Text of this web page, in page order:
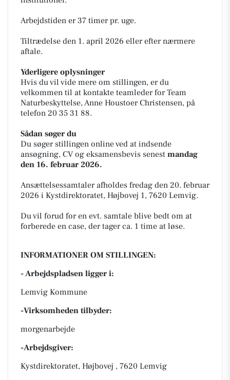
Arbejdstiden er 37 timer pr. uge.
Tiltrædelse den 1. april 2026 eller efter nærmere
aftale.
Yderligere oplysninger
Hvis du vil vide mere om stillingen, er du
velkommen til at kontakte teamleder for Team
Naturbeskyttelse, Anne Houstoer Christensen, på
telefon 20 35 31 88.
Sådan søger du
Du søger stillingen online ved at indsende
ansøgning, CV og eksamensbevis senest mandag
den 16. februar 2026.
Ansættelsessamtaler afholdes fredag den 20. februar
2026 i Kystdirektoratet, Højbovej 1, 7620 Lemvig.
Du vil forud for en evt. samtale blive bedt om at
forberede en case, der tager ca. 1 time at løse.
INFORMATIONER OM STILLINGEN:
- Arbejdspladsen ligger i:
Lemvig Kommune
-Virksomheden tilbyder:
morgenarbejde
-Arbejdsgiver:
Kystdirektoratet, Højbovej , 7620 Lemvig